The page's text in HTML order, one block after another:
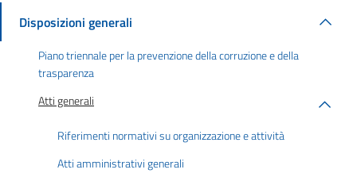
Disposizioni generali
Piano triennale per la prevenzione della corruzione e della
trasparenza
Atti generali
Riferimenti normativi su organizzazione e attività
Atti amministrativi generali